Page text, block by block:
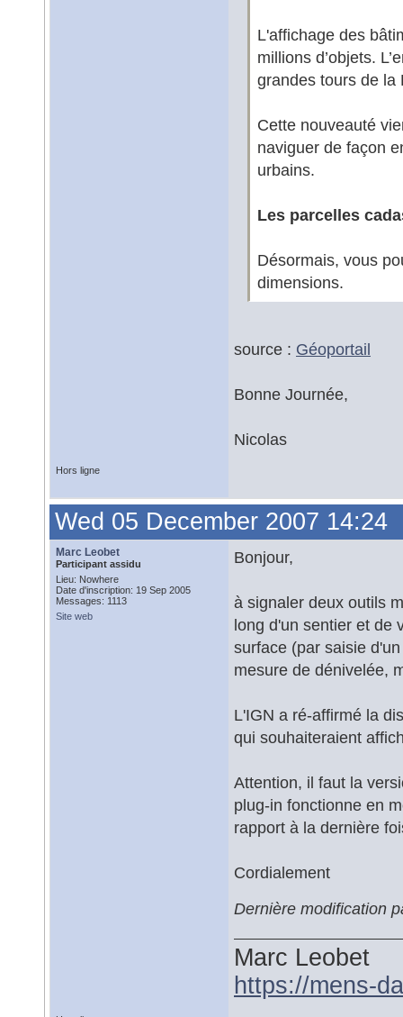
L'affichage des
millions d’objets.
grandes tours de la
Cette nouveauté
naviguer de façon
urbains.
Les parcelles
Désormais, vous
dimensions.
source : Géoportail
Bonne Journée,
Nicolas
Hors ligne
Wed 05 December 2007 14:24
Marc Leobet
Participant assidu
Lieu: Nowhere
Date d'inscription: 19 Sep 2005
Messages: 1113
Site web
Bonjour,
à signaler deux outils
long d'un sentier et de
surface (par saisie
mesure de dénivelée,
L'IGN a ré-affirmé la
qui souhaiteraient
Attention, il faut la
plug-in fonctionne en
rapport à la dernière
Cordialement
Dernière modification
Marc Leobet
https://mens-